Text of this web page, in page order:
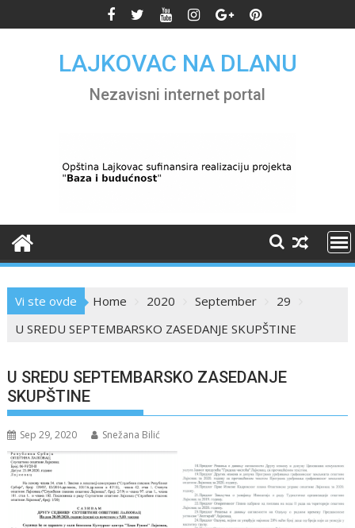
to
LAJKOVAC NA DLANU
Nezavisni internet portal
Vi ste ovde Home 2020 September
29
U SREDU SEPTEMBARSKO ZASEDANJE SKUPŠTINE
U SREDU SEPTEMBARSKO ZASEDANJE
SKUPŠTINE
Sep 29, 2020 Snežana Bilić